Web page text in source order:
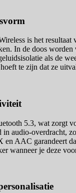
is het
In de doos
als de
te zijn dat ze
5.3, wat zorgt
in audio-overdracht,
en AAC garandeert
wanneer je deze